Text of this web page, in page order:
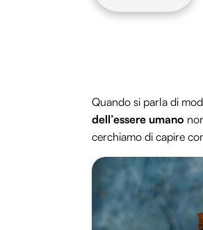
Quando si parla di
dell’essere umano
cerchiamo di capire